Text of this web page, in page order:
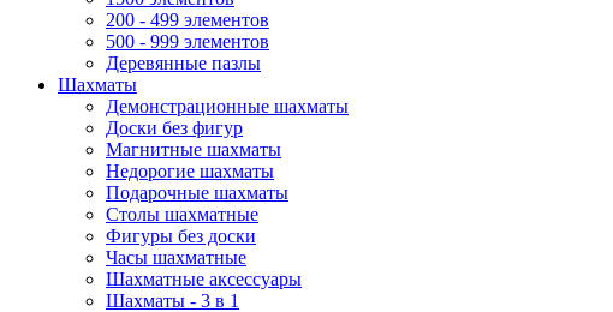
200 - 499 элементов
500 - 999 элементов
Деревянные пазлы
Шахматы
Демонстрационные шахматы
Доски без фигур
Магнитные шахматы
Недорогие шахматы
Подарочные шахматы
Столы шахматные
Фигуры без доски
Часы шахматные
Шахматные аксессуары
Шахматы - 3 в 1